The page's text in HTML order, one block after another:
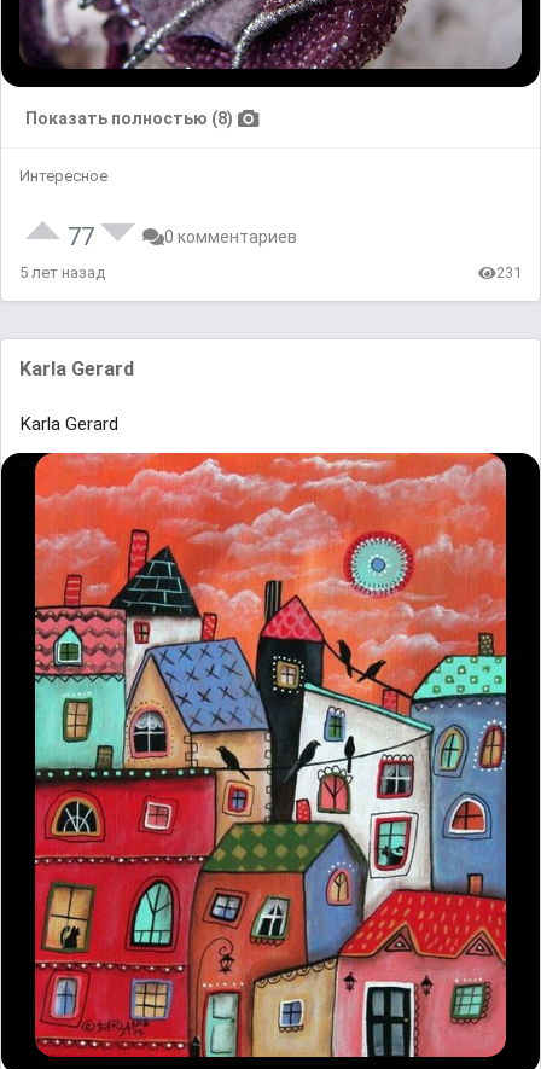
Показать полностью (8)
Интересное
77 0 комментариев
5 лет назад 231
Karla Gerard
Karla Gerard